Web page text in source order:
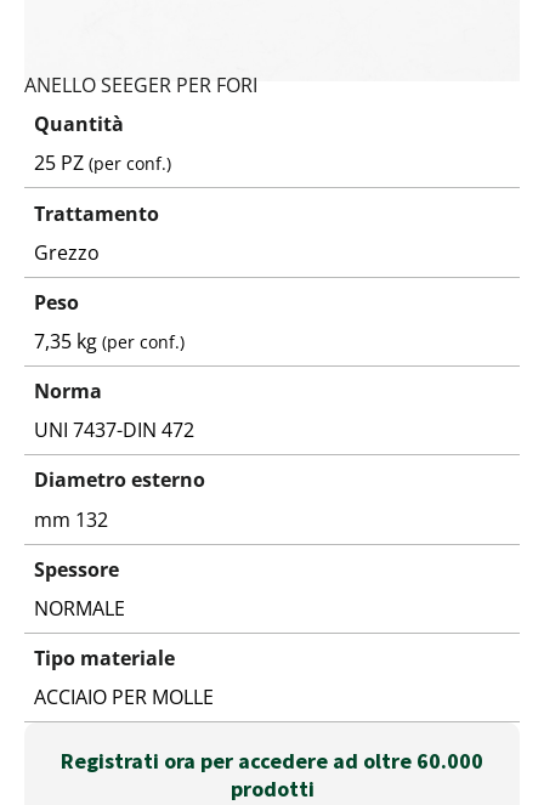
ANELLO SEEGER PER FORI
Quantità
25 PZ(per conf.)
Trattamento
Grezzo
Peso
7,35 kg(per conf.)
Norma
UNI 7437-DIN 472
Diametro esterno
mm 132
Spessore
NORMALE
Tipo materiale
ACCIAIO PER MOLLE
Registrati ora per accedere ad oltre 60.000
prodotti